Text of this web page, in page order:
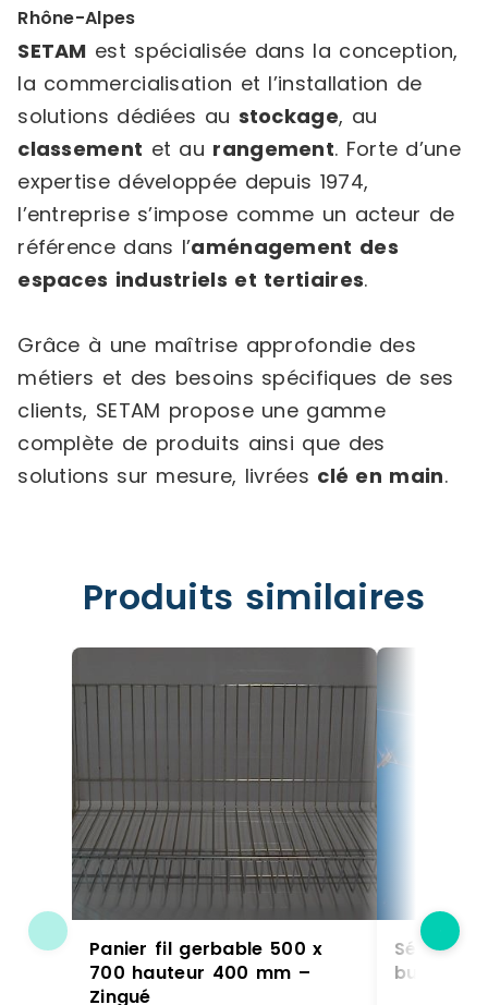
Rhône-Alpes
SETAM est spécialisée dans la conception,
la commercialisation et l’installation de
solutions dédiées au stockage, au
classement et au rangement. Forte d’une
expertise développée depuis 1974,
l’entreprise s’impose comme un acteur de
référence dans l’aménagement des
espaces industriels et tertiaires.
Grâce à une maîtrise approfondie des
métiers et des besoins spécifiques de ses
clients, SETAM propose une gamme
complète de produits ainsi que des
solutions sur mesure, livrées clé en main.
Produits similaires
Panier fil gerbable 500 x
700 hauteur 400 mm –
Zingué
butée –